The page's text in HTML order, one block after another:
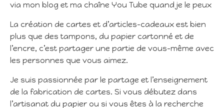
via mon blog et ma chaîne You Tube quand je le peux
La création de cartes et d’articles-cadeaux est bien
plus que des tampons, du papier cartonné et de
l’encre, c’est partager une partie de vous-même avec
les personnes que vous aimez.
Je suis passionnée par le partage et l’enseignement
de la fabrication de cartes. Si vous débutez dans
l’artisanat du papier ou si vous êtes à la recherche